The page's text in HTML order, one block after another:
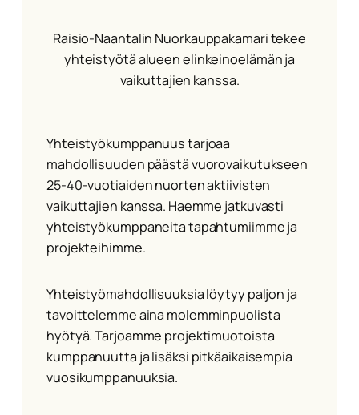
Raisio-Naantalin Nuorkauppakamari tekee
yhteistyötä alueen elinkeinoelämän ja
vaikuttajien kanssa.
Yhteistyökumppanuus tarjoaa
mahdollisuuden päästä vuorovaikutukseen
25-40-vuotiaiden nuorten aktiivisten
vaikuttajien kanssa. Haemme jatkuvasti
yhteistyökumppaneita tapahtumiimme ja
projekteihimme.
Yhteistyömahdollisuuksia löytyy paljon ja
tavoittelemme aina molemminpuolista
hyötyä. Tarjoamme projektimuotoista
kumppanuutta ja lisäksi pitkäaikaisempia
vuosikumppanuuksia.